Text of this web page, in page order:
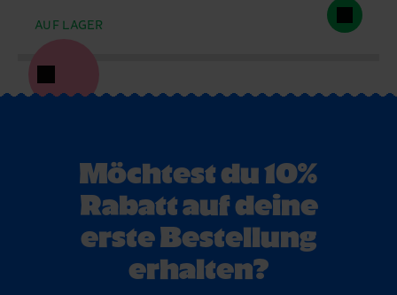
AUF LAGER
Möchtest du 10%
Rabatt auf deine
erste Bestellung
erhalten?